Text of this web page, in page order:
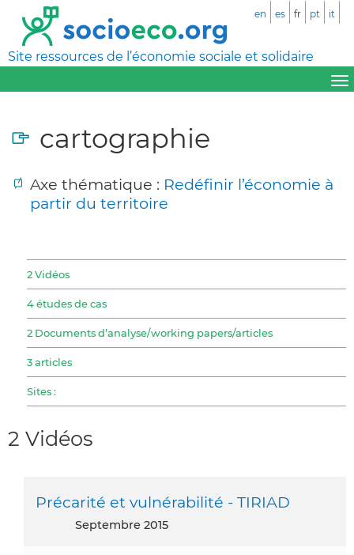
Site ressources de l’économie sociale et solidaire
en es fr pt it
cartographie
Axe thématique : Redéfinir l’économie à
partir du territoire
2 Vidéos
4 études de cas
2 Documents d’analyse/working papers/articles
3 articles
Sites :
2 Vidéos
Précarité et vulnérabilité - TIRIAD
septembre 2015